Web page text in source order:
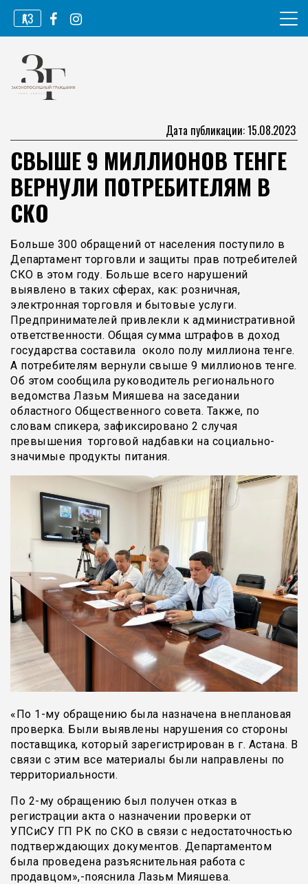
Перейти
содержимому
ҚАЗ
Законопослушный гражданин
Дата публикации: 15.08.2023
СВЫШЕ 9 МИЛЛИОНОВ ТЕНГЕ
ВЕРНУЛИ ПОТРЕБИТЕЛЯМ В
СКО
Больше 300 обращений от населения поступило в
Департамент торговли и защиты прав потребителей
СКО в этом году. Больше всего нарушений
выявлено в таких сферах, как: розничная,
электронная торговля и бытовые услуги.
Предпринимателей привлекли к административной
ответственности. Общая сумма штрафов в доход
государства составила около полу миллиона тенге.
А потребителям вернули свыше 9 миллионов тенге.
Об этом сообщила руководитель регионального
ведомства Лазьм Мияшева на заседании
областного Общественного совета. Также, по
словам спикера, зафиксировано 2 случая
превышения торговой надбавки на социально-
значимые продукты питания.
«По 1-му обращению была назначена внеплановая
проверка. Были выявлены нарушения со стороны
поставщика, который зарегистрирован в г. Астана. В
связи с этим все материалы были направлены по
территориальности.
По 2-му обращению был получен отказ в
регистрации акта о назначении проверки от
УПСиСУ ГП РК по СКО в связи с недостаточностью
подтверждающих документов. Департаментом
была проведена разъяснительная работа с
продавцом»,-пояснила Лазьм Мияшева.